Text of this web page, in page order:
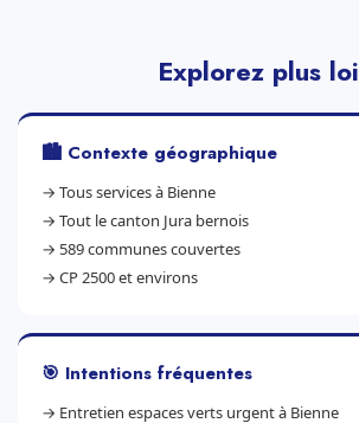
Explorez plus
🏙️ Contexte géographique
→ Tous services à Bienne
→ Tout le canton Jura bernois
→ 589 communes couvertes
→ CP 2500 et environs
🎯 Intentions fréquentes
→ Entretien espaces verts urgent à Bienne